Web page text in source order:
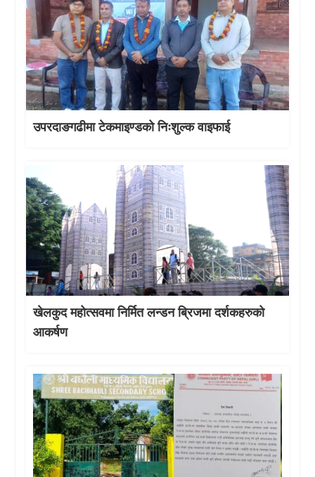
उपरदाङगढीमा टेकमाइण्डको निःशुल्क वाइफाई
खेलकुद महोत्सवमा निर्मित लन्डन ब्रिजमा दर्शकहरुको
आकर्षण